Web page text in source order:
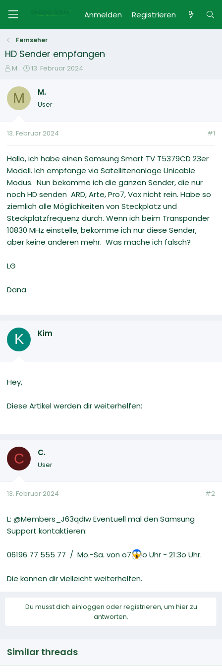
Anmelden Registrieren
Fernseher
HD Sender empfangen
E
s
e
e
M.
E
t
m
13. Februar 2024
M M.
User
13. Februar 2024 #1
Hallo, ich habe einen Samsung Smart TV T5379CD 23er
Modell. Ich empfange via Satellitenanlage Unicable
Modus. Nun bekomme ich die ganzen Sender, die nur
noch HD senden ARD, Arte, Pro7, Vox nicht rein. Habe so
ziemlich alle Möglichkeiten von Steckplatz und
Steckplatzfrequenz durch. Wenn ich beim Transponder
10830 MHz einstelle, bekomme ich nur diese Sender,
aber keine anderen mehr. Was mache ich falsch?
LG
Dana
K Kim
Hey,
Diese Artikel werden dir weiterhelfen:
C C.
User
13. Februar 2024 #2
L: @Members_J63qdIw Eventuell mal den Samsung
Support kontaktieren:
06196 77 555 77 / Mo.-Sa. von o7 o Uhr - 21:3o Uhr.
Die können dir vielleicht weiterhelfen.
Du musst dich einloggen oder registrieren, um hier zu
antworten.
Similar threads